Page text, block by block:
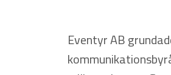
Eventyr AB